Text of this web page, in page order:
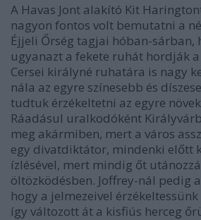
A Havas Jont alakító Kit
nagyon fontos volt bemutatni a
Éjjeli Őrség tagjai hóban-sárban,
ugyanazt a fekete ruhát hordják
Cersei királyné ruhatára is nagy
nála az egyre színesebb és
tudtuk érzékeltetni az egyre
Ráadásul uralkodóként
meg akármiben, mert a város
egy divatdiktátor, mindenki előtt
ízlésével, mert mindig őt
öltözködésben. Joffrey-nál pedig
hogy a jelmezeivel
így változott át a kisfiús herceg